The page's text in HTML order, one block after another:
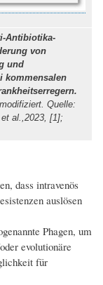
Antibiotika-
von
und
kommensalen
Quelle:
al.,2023, [1];
dass intravenös
auslösen
Phagen, um
evolutionäre
für